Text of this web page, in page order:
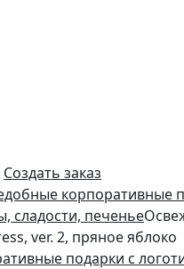
Создать заказ
корпоративные
сладости, печенье
ver. 2, пряное яблоко
подарки с